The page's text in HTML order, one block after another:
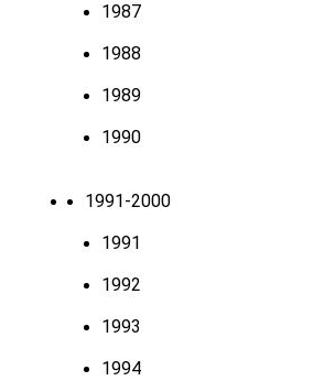
1987
1988
1989
1990
1991-2000
1991
1992
1993
1994